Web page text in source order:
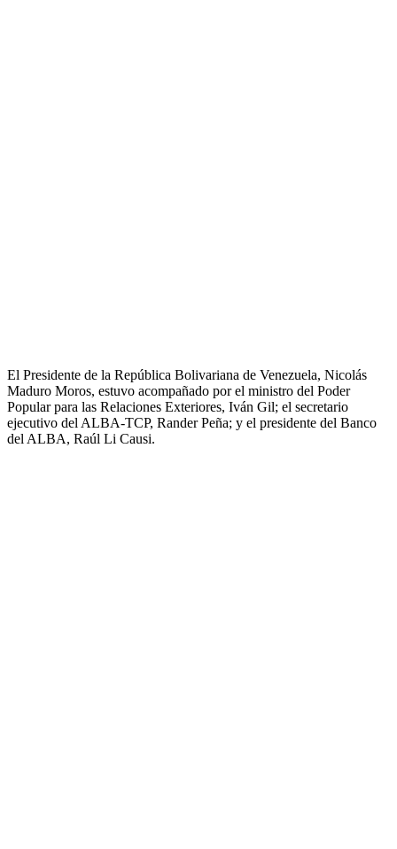
El Presidente de la República Bolivariana de Venezuela, Nicolás
Maduro Moros, estuvo acompañado por el ministro del Poder
Popular para las Relaciones Exteriores, Iván Gil; el secretario
ejecutivo del ALBA-TCP, Rander Peña; y el presidente del Banco
del ALBA, Raúl Li Causi.